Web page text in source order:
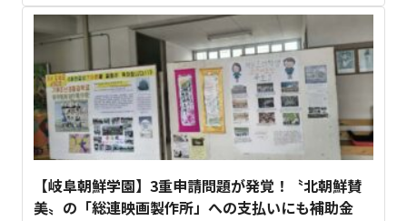
【岐阜朝鮮学園】3重申請問題が発覚！〝北朝鮮賛
美〟の「総連映画製作所」への支払いにも補助金